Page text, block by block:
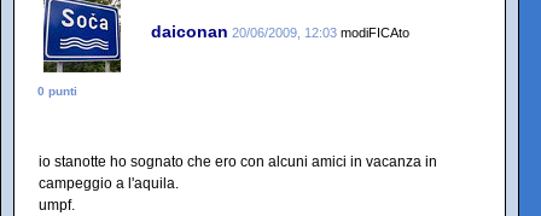
daiconan 20/06/2009, 12:03 modiFICAto
0 punti
io stanotte ho sognato che ero con alcuni amici in vacanza in
campeggio a l'aquila.
umpf.